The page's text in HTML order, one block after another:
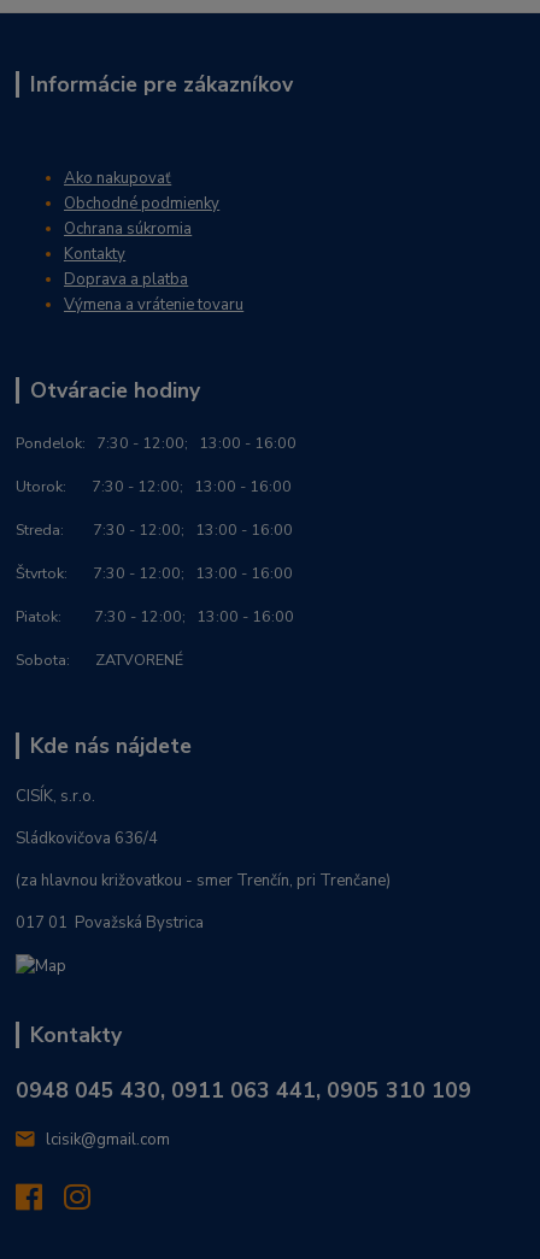
Informácie pre zákazníkov
Ako nakupovať
Obchodné podmienky
Ochrana súkromia
Kontakty
Doprava a platba
Výmena a vrátenie tovaru
Otváracie hodiny
Pondelok: 7:30 - 12:00; 13:00 - 16:00
Utorok: 7:30 - 12:00; 13:00 - 16:00
Streda: 7:30 - 12:00; 13:00 - 16:00
Štvrtok: 7:30 - 12:00; 13:00 - 16:00
Piatok: 7:30 - 12:00; 13:00 - 16:00
Sobota: ZATVORENÉ
Kde nás nájdete
CISÍK, s.r.o.
Sládkovičova 636/4
(za hlavnou križovatkou - smer Trenčín, pri Trenčane)
017 01 Považská Bystrica
Kontakty
0948 045 430, 0911 063 441, 0905 310 109
lcisik@gmail.com